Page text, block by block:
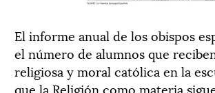
El informe anual de los obispos
el número de alumnos que
religiosa y moral católica en la
que la Religión como materia